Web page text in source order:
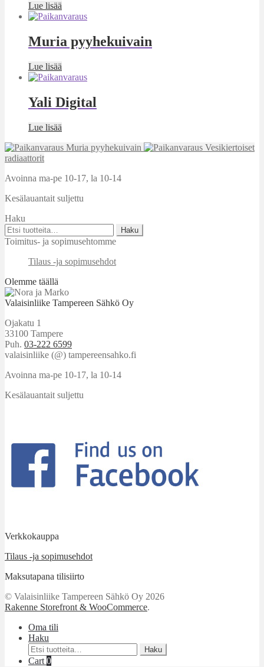
Lue lisää
Muria pyyhekuivain
Lue lisää
Yali Digital
Lue lisää
Muria pyyhekuivain
Vesikiertoiset
radiaattorit
Avoinna ma-pe 10-17, la 10-14
Kesälauantait suljettu
Haku
Etsi:
Haku
Toimitus- ja sopimusehtomme
Tilaus -ja sopimusehdot
Olemme täällä
Valaisinliike Tampereen Sähkö Oy
Ojakatu 1
33100 Tampere
Puh. 03-222 6599
valaisinliike (@) tampereensahko.fi
Avoinna ma-pe 10-17, la 10-14
Kesälauantait suljettu
Verkkokauppa
Tilaus -ja sopimusehdot
Maksutapana tilisiirto
© Valaisinliike Tampereen Sähkö Oy 2026
Rakenne Storefront & WooCommerce.
Oma tili
Haku
Etsi:
Haku
Cart 0